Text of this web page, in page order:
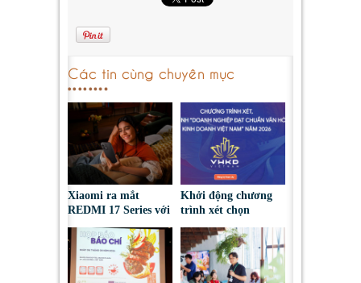
Các tin cùng chuyên mục
Xiaomi ra mắt
REDMI 17 Series với
pin 7.500mAh, thiết
kế trẻ trung, giá từ
5,5 triệu đồng
Khởi động chương
trình xét chọn
‘Doanh nghiệp đạt
chuẩn Văn hóa Kinh
doanh Việt Nam’
năm 2026